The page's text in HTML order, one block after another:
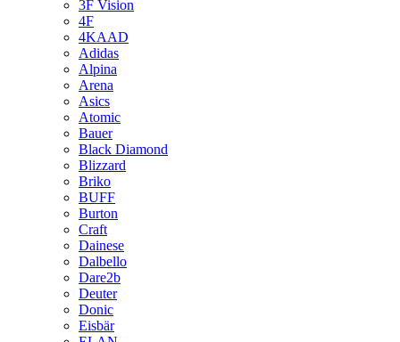
3F Vision
4F
4KAAD
Adidas
Alpina
Arena
Asics
Atomic
Bauer
Black Diamond
Blizzard
Briko
BUFF
Burton
Craft
Dainese
Dalbello
Dare2b
Deuter
Donic
Eisbär